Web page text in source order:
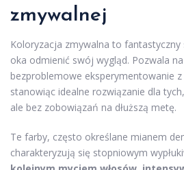
zmywalnej
Koloryzacja zmywalna to
oka odmienić swój wygląd. Pozwala
bezproblemowe eksperymentowanie
stanowiąc idealne rozwiązanie dla
ale bez zobowiązań na dłuższą metę.
Te farby, często określane mianem
charakteryzują się stopniowym